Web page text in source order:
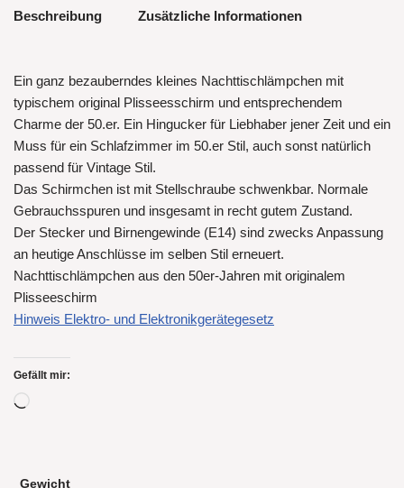
Beschreibung Zusätzliche Informationen
Ein ganz bezauberndes kleines Nachttischlämpchen mit
typischem original Plisseesschirm und entsprechendem
Charme der 50.er. Ein Hingucker für Liebhaber jener Zeit und ein
Muss für ein Schlafzimmer im 50.er Stil, auch sonst natürlich
passend für Vintage Stil.
Das Schirmchen ist mit Stellschraube schwenkbar. Normale
Gebrauchsspuren und insgesamt in recht gutem Zustand.
Der Stecker und Birnengewinde (E14) sind zwecks Anpassung
an heutige Anschlüsse im selben Stil erneuert.
Nachttischlämpchen aus den 50er-Jahren mit originalem
Plisseeschirm
Hinweis Elektro- und Elektronikgerätegesetz
Gefällt mir:
Gewicht